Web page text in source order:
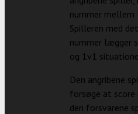
nummer mellem
Spilleren med
nummer lægger
og 1v1
Den angribene
forsøge at score
den forsvarene